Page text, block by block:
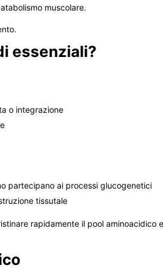
muscolare.
essenziali?
o integrazione
partecipano ai processi glucogenetici
tissutale
rapidamente il pool aminoacidico